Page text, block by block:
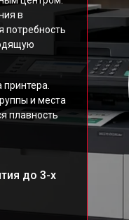
в
потребность
и места
плавность
до 3-х